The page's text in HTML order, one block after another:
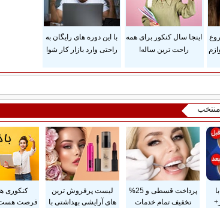
اینجا سال کنکور برای همه
راحت ترین ساله!
با این دوره های رایگان به
راحتی وارد بازار کار شو!
پرداخت قسطی و 25%
تخفیف تمام خدمات
لیست پرفروش ترین
های آرایشی بهداشتی با
کنکوری
فرصت هست